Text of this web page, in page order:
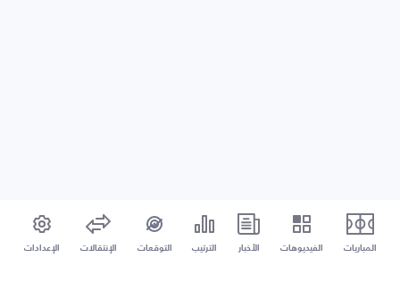
المباريات الفيديوهات الأخبار الترتيب التوقعات الإنتقالات الإعدادات